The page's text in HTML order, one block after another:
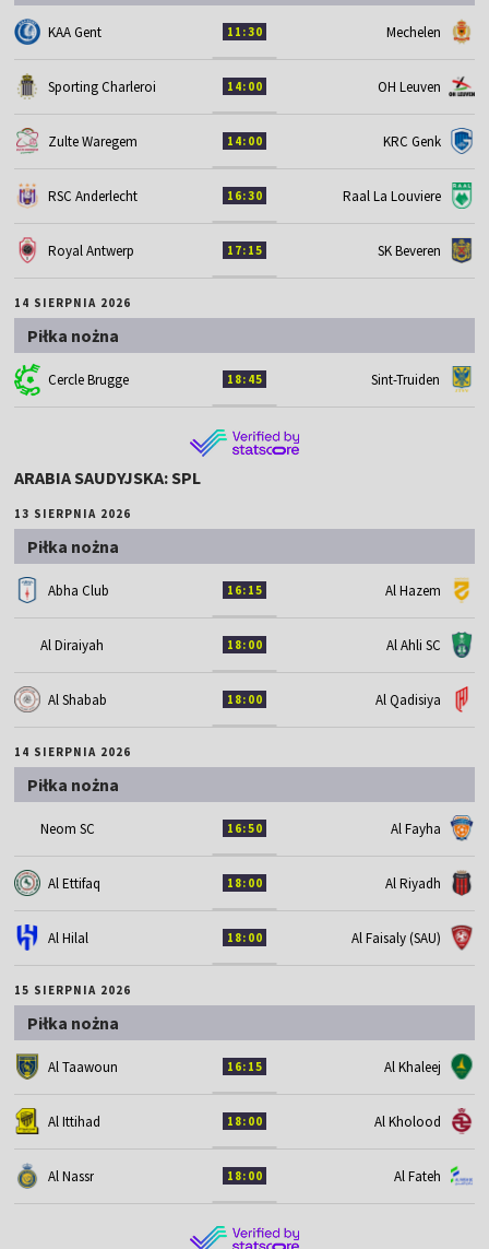
KAA Gent 11:30 Mechelen
Sporting Charleroi 14:00 OH Leuven
Zulte Waregem 14:00 KRC Genk
RSC Anderlecht 16:30 Raal La Louviere
Royal Antwerp 17:15 SK Beveren
14 SIERPNIA 2026
Piłka nożna
Cercle Brugge 18:45 Sint-Truiden
ARABIA SAUDYJSKA: SPL
13 SIERPNIA 2026
Piłka nożna
Abha Club 16:15 Al Hazem
Al Diraiyah 18:00 Al Ahli SC
Al Shabab 18:00 Al Qadisiya
14 SIERPNIA 2026
Piłka nożna
Neom SC 16:50 Al Fayha
Al Ettifaq 18:00 Al Riyadh
Al Hilal 18:00 Al Faisaly (SAU)
15 SIERPNIA 2026
Piłka nożna
Al Taawoun 16:15 Al Khaleej
Al Ittihad 18:00 Al Kholood
Al Nassr 18:00 Al Fateh